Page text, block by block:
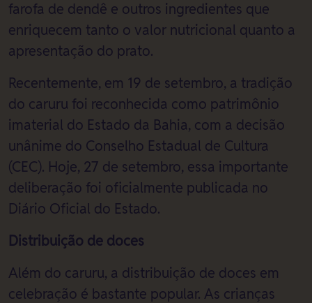
farofa de dendê e outros ingredientes que
enriquecem tanto o valor nutricional quanto a
apresentação do prato.
Recentemente, em 19 de setembro, a tradição
do caruru foi reconhecida como patrimônio
imaterial do Estado da Bahia, com a decisão
unânime do Conselho Estadual de Cultura
(CEC). Hoje, 27 de setembro, essa importante
deliberação foi oficialmente publicada no
Diário Oficial do Estado.
Distribuição de doces
Além do caruru, a distribuição de doces em
celebração é bastante popular. As crianças